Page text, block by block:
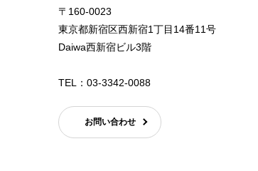
〒160-0023
東京都新宿区西新宿1丁目14番11号
Daiwa西新宿ビル3階
TEL： 03-3342-0088
お問い合わせ